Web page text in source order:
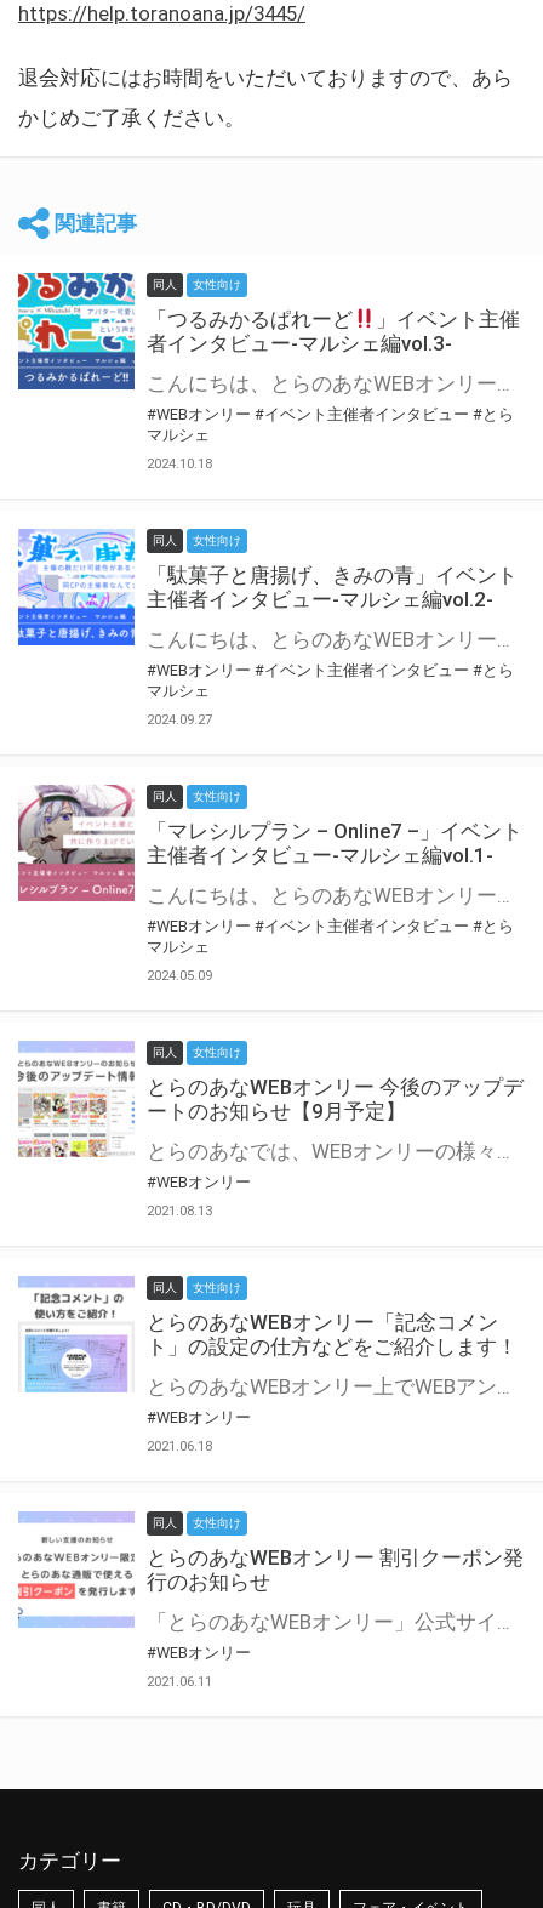
https://help.toranoana.jp/3445/
退会対応にはお時間をいただいておりますので、あら
かじめご了承ください。
関連記事
同人 女性向け
「つるみかるぱれーど
」イベント主催
者インタビュー-マルシェ編vol.3-
こんにちは、とらのあなWEBオンリー運営スタッフです。 新たにお届けする、イベント主催者インタビュー-マルシェ編-は、 とらのあなWEBオンリー「マルシェ」をご利用した主催様に 「マルシェ」を使って開催した感想や心がけをお聞きする企画です。 今回は、WEBオンリー初開催「つるみかるぱれーど
#WEBオンリー #イベント主催者インタビュー #とら
マルシェ
2024.10.18
同人 女性向け
「駄菓子と唐揚げ、きみの青」イベント
主催者インタビュー-マルシェ編vol.2-
こんにちは、とらのあなWEBオンリー運営スタッフです。 新たにお届けする、イベント主催者インタビュー-マルシェ編-は、 とらのあなWEBオンリー「マルシェ」をご利用の主催様に 「マルシェ」を使ってイベントを開催した感想や心がけをお聞きする企画です。 今回は、WEBオンリー初開催「駄菓子と唐揚げ、きみの青」より、 主催のぎこ六屋様にお話を伺いました。 協力：ぎこ六屋様／イベント公式Twitter（@krkgwks） とらのあなWEBオンリー「マルシェ」とは？ WEBオンリーでリアルタイムでコミュニケーションがとれるオンライン会場です。
#WEBオンリー #イベント主催者インタビュー #とら
マルシェ
2024.09.27
同人 女性向け
「マレシルプラン – Online7 –」イベント
主催者インタビュー-マルシェ編vol.1-
こんにちは、とらのあなWEBオンリー運営スタッフです。 新たにお届けする、イベント主催者インタビュー-マルシェ編-は、 とらのあなWEBオンリー「マルシェ」をご利用した主催様に 「マルシェ」を使って開催した感想や心がけをお聞きする企画です。 今回は、WEBオンリー開催7回目迎えた「マレシルプラン – Online7 –」より、 主催の玉川うた様にお話を伺いました。 ▼マレシルプランのインタビュー前回記事 「イベント主催者インタビュー vol.6」はこちら 協力：玉川うた様（マレシルプラン実行委員会 代表）／イベント公式Twitter（@mallesil_plan） とらのあなWEBオンリー「マルシェ」とは？ WEBオンリーでリアルタイムでコミュニケーションがとれるオンライン会場です。
#WEBオンリー #イベント主催者インタビュー #とら
マルシェ
2024.05.09
同人 女性向け
とらのあなWEBオンリー 今後のアップデ
ートのお知らせ【9月予定】
とらのあなでは、WEBオンリーの様々な支援を実施しています。 今回は2021年9月に実装を予定しているアップデート情報についてご紹介いたします。 とらのあなWEBオンリーサイトはこちら
#WEBオンリー
2021.08.13
同人 女性向け
とらのあなWEBオンリー「記念コメン
ト」の設定の仕方などをご紹介します！
とらのあなWEBオンリー上でWEBアンソロジーが作成できる「記念コメント」について、その使い方や作成手順を解説します！ 支援タイプを「サークル参加型」「サークル参加型・マルシェ(イベント会場)機能付き」でお申し込みいただいている主催者様はぜひご活用ください♪ とらのあなWEBオンリーサイトはこちら
#WEBオンリー
2021.06.18
同人 女性向け
とらのあなWEBオンリー 割引クーポン発
行のお知らせ
「とらのあなWEBオンリー」公式サイトでとらのあな通販の「割引クーポン」を配布中！ イベントごとに開催当日限定で使える割引クーポンのシリアルコードを発行します。 とらのあなWEBオンリーのページをチェックして、イベント当日にお得にお買い物を楽しみましょう♪ ※本キャンペーンは予告なく終了する場合がございます。 とらのあなWEBオンリーサイトはこちら
#WEBオンリー
2021.06.11
カテゴリー